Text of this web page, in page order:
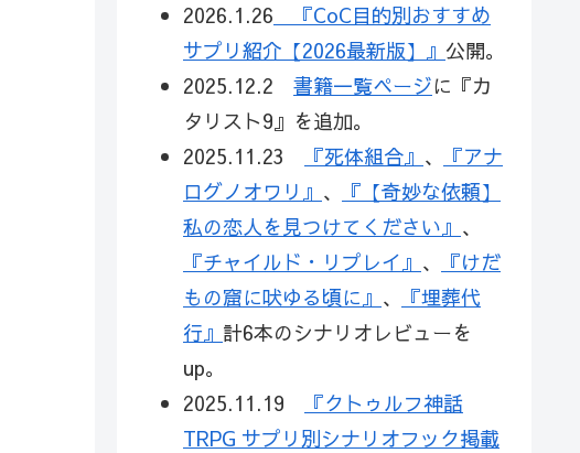
2026.1.26 『CoC目的別おすすめ
サプリ紹介【2026最新版】』 公開。
2025.12.2 書籍一覧ページに『カ
タリスト9』を追加。
2025.11.23
『死体組合』 、
『アナ
ログノオワリ』 、
『【奇妙な依頼】
私の恋人を見つけてください』 、
『チャイルド・リプレイ』 、
『けだ
もの窟に吠ゆる頃に』 、
『埋葬代
行』 計6本のシナリオレビューを
up。
2025.11.19
『クトゥルフ神話
TRPG サプリ別シナリオフック掲載